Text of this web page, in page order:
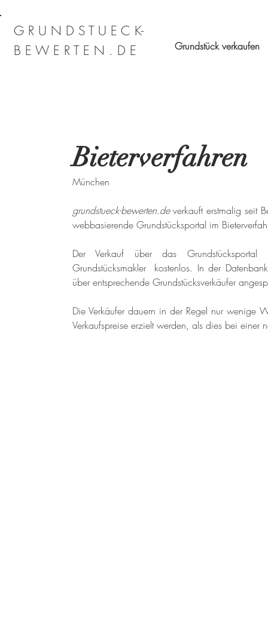
G R U N D S T U E C K-
B E W E R T E N . D E
Grundstück verkaufen
Bieterverfahren
München
grundstueck-bewerten.de verkauft erstmalig seit
webbasierende Grundstücksportal im
Der Verkauf über das Grundstücksportal
Grundstücksmakler  kostenlos. In der
über entsprechende Grundstücksverkäufer
Die Verkäufer dauern in der Regel nur wenige
Verkaufspreise erzielt werden, als dies bei einer